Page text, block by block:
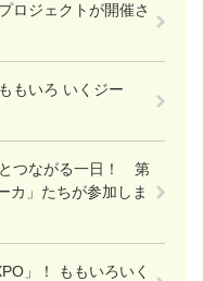
ロジェクトが開催さ
もいろ いくジー
つながる一日！ 第
カ」たちが参加しま
」！ ももいろいく